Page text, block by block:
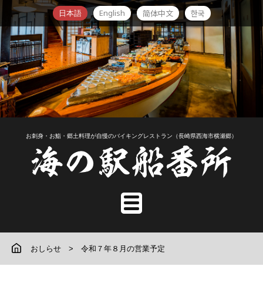
日本語 English 简体中文 한국
お刺身・お鮨・郷土料理が自慢のバイキングレストラン（長崎県西海市横瀬郷）
おしらせ 令和７年８月の営業予定